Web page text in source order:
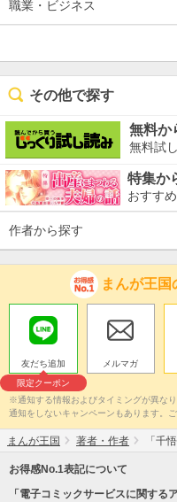
職業・ビジネス
その他で探す
無料か
無料試
特集か
おすす
作者から探す
まんが王国
友だち追加
限定クーポン
メルマガ
※通知する情報およびタイミングが異な
通知をしないキャンペーンもあります。ご
まんが王国 著者・作者 「千
お得感No.1表記について
「電子コミックサービスに関する